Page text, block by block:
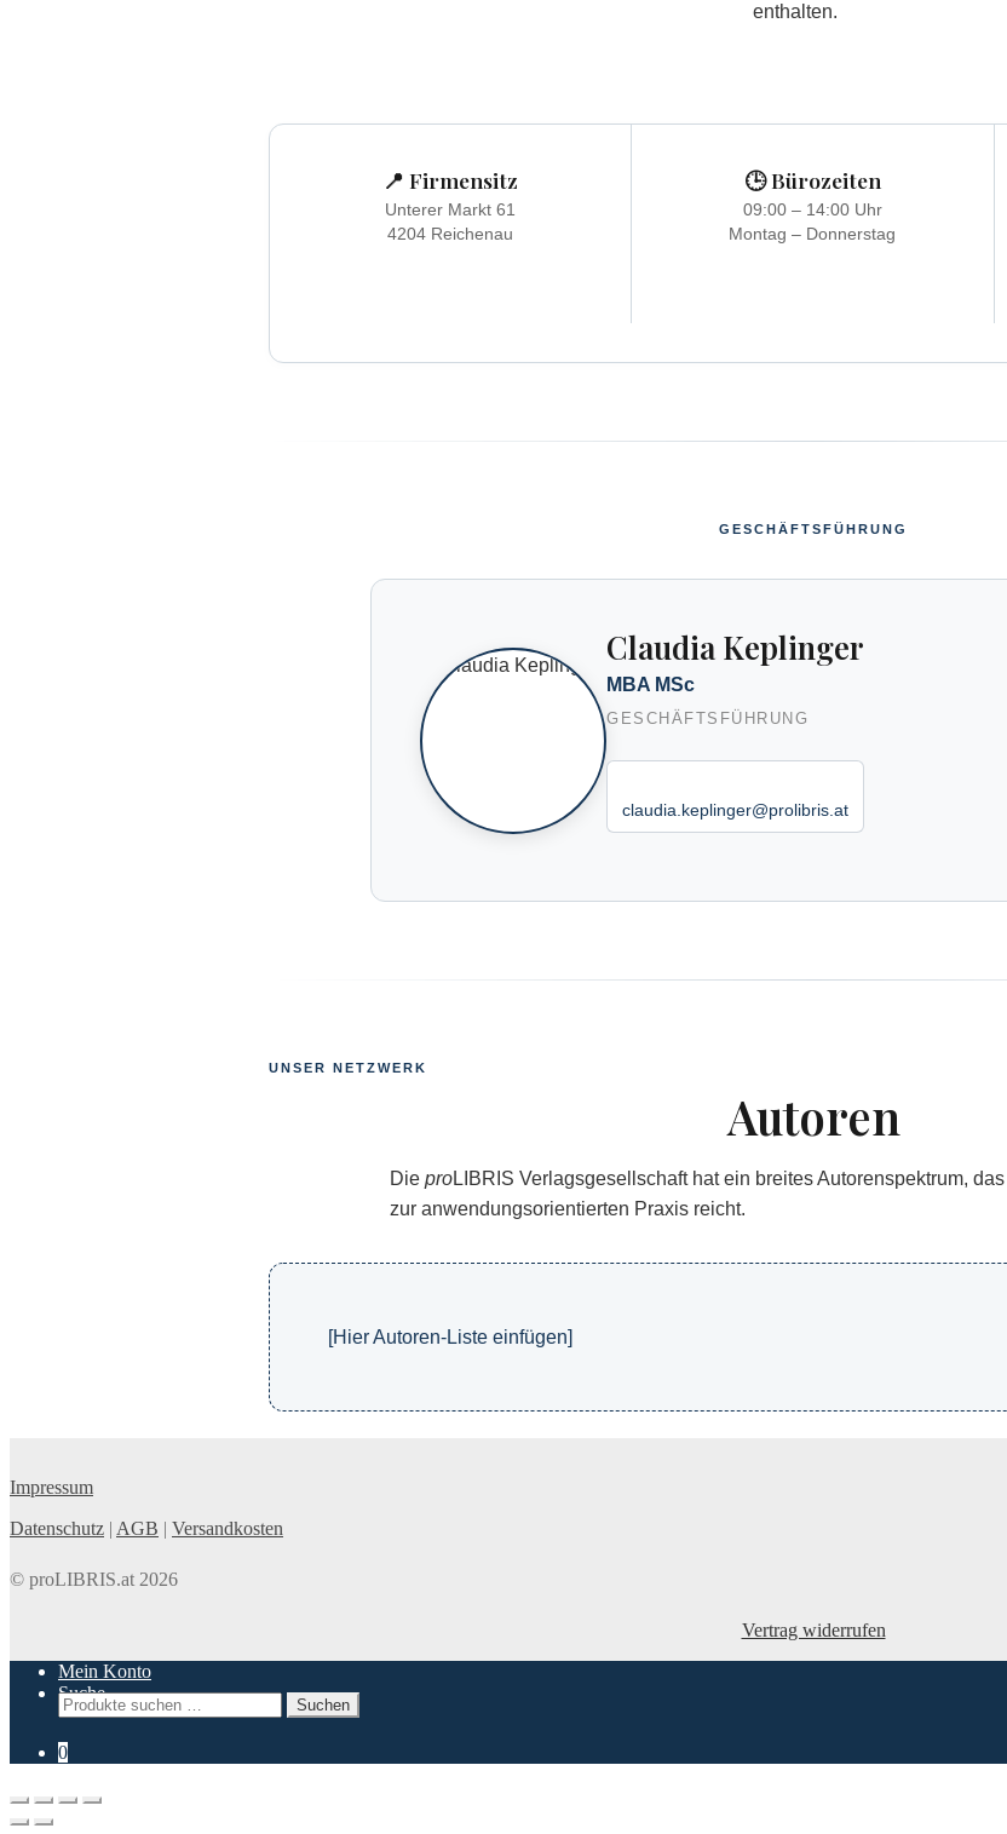
enthalten.
📍 Firmensitz
Unterer Markt 61
4204 Reichenau
🕒 Bürozeiten
09:00 – 14:00 Uhr
Montag – Donnerstag
GESCHÄFTSFÜHRUNG
Claudia Keplinger
MBA MSc
GESCHÄFTSFÜHRUNG
claudia.keplinger@prolibris.at
UNSER NETZWERK
Autoren
Die proLIBRIS Verlagsgesellschaft hat ein breites Autorenspektrum,
zur anwendungsorientierten Praxis reicht.
[Hier Autoren-Liste einfügen]
Impressum
Datenschutz | AGB | Versandkosten
© proLIBRIS.at 2026
Vertrag widerrufen
Mein Konto
Suche
Suchen
Suchen
0